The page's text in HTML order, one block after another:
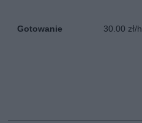
Gotowanie 30.00 zł/h